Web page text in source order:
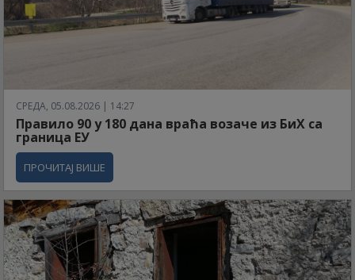
СРЕДА, 05.08.2026 | 14:27
Правило 90 у 180 дана враћа возаче из БиХ са
граница ЕУ
ПРОЧИТАЈ ВИШЕ